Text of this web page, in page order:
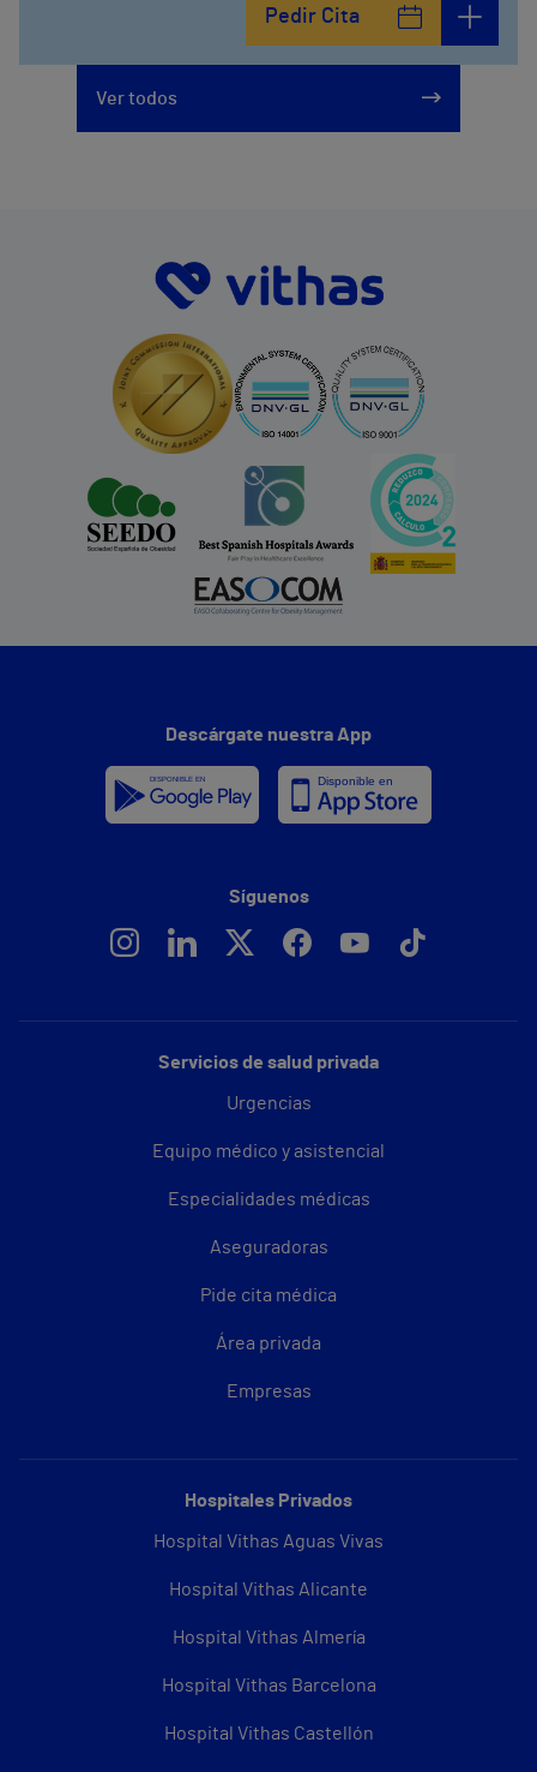
Pedir Cita
Ver todos
Servicios de salud privada
Urgencias
Equipo médico y asistencial
Especialidades médicas
Aseguradoras
Pide cita médica
Área privada
Empresas
Hospitales Privados
Hospital Vithas Aguas Vivas
Hospital Vithas Alicante
Hospital Vithas Almería
Hospital Vithas Barcelona
Hospital Vithas Castellón
Descárgate nuestra App
Síguenos